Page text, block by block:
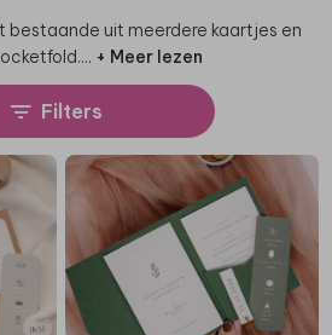
bestaande uit meerdere kaartjes en
... + Meer lezen
Filters